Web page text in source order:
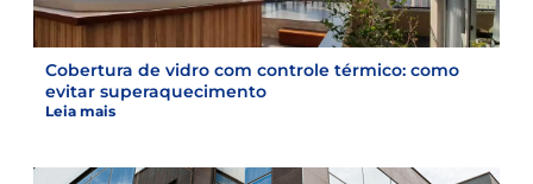
Cobertura de vidro com controle térmico: como
evitar superaquecimento
Leia mais